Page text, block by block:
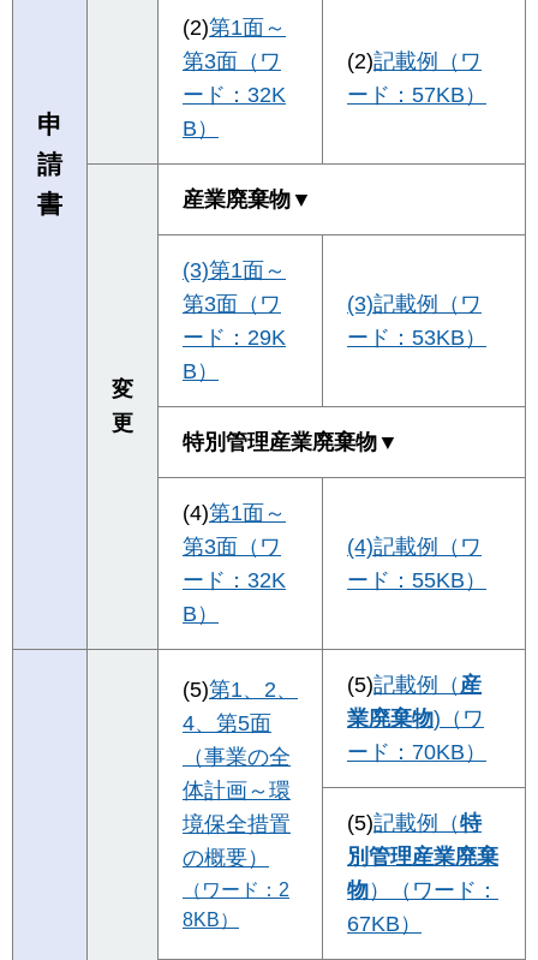
申
請
書
(2)第1面～
第3面（ワ
ード：32K
B）
(2)記載例（ワ
ード：57KB）
変
更
産業廃棄物▼
(3)第1面～
第3面（ワ
ード：29K
B）
(3)記載例（ワ
ード：53KB）
特別管理産業廃棄物▼
(4)第1面～
第3面（ワ
ード：32K
B）
(4)記載例（ワ
ード：55KB）
(5)第1、2、
4、第5面
（事業の全
体計画～環
境保全措置
の概要）
（ワード：2
8KB）
(5)記載例（ 産
業廃棄物)（ワ
ード：70KB）
(5)記載例（特
別管理産業廃棄
物）（ワード：
67KB）